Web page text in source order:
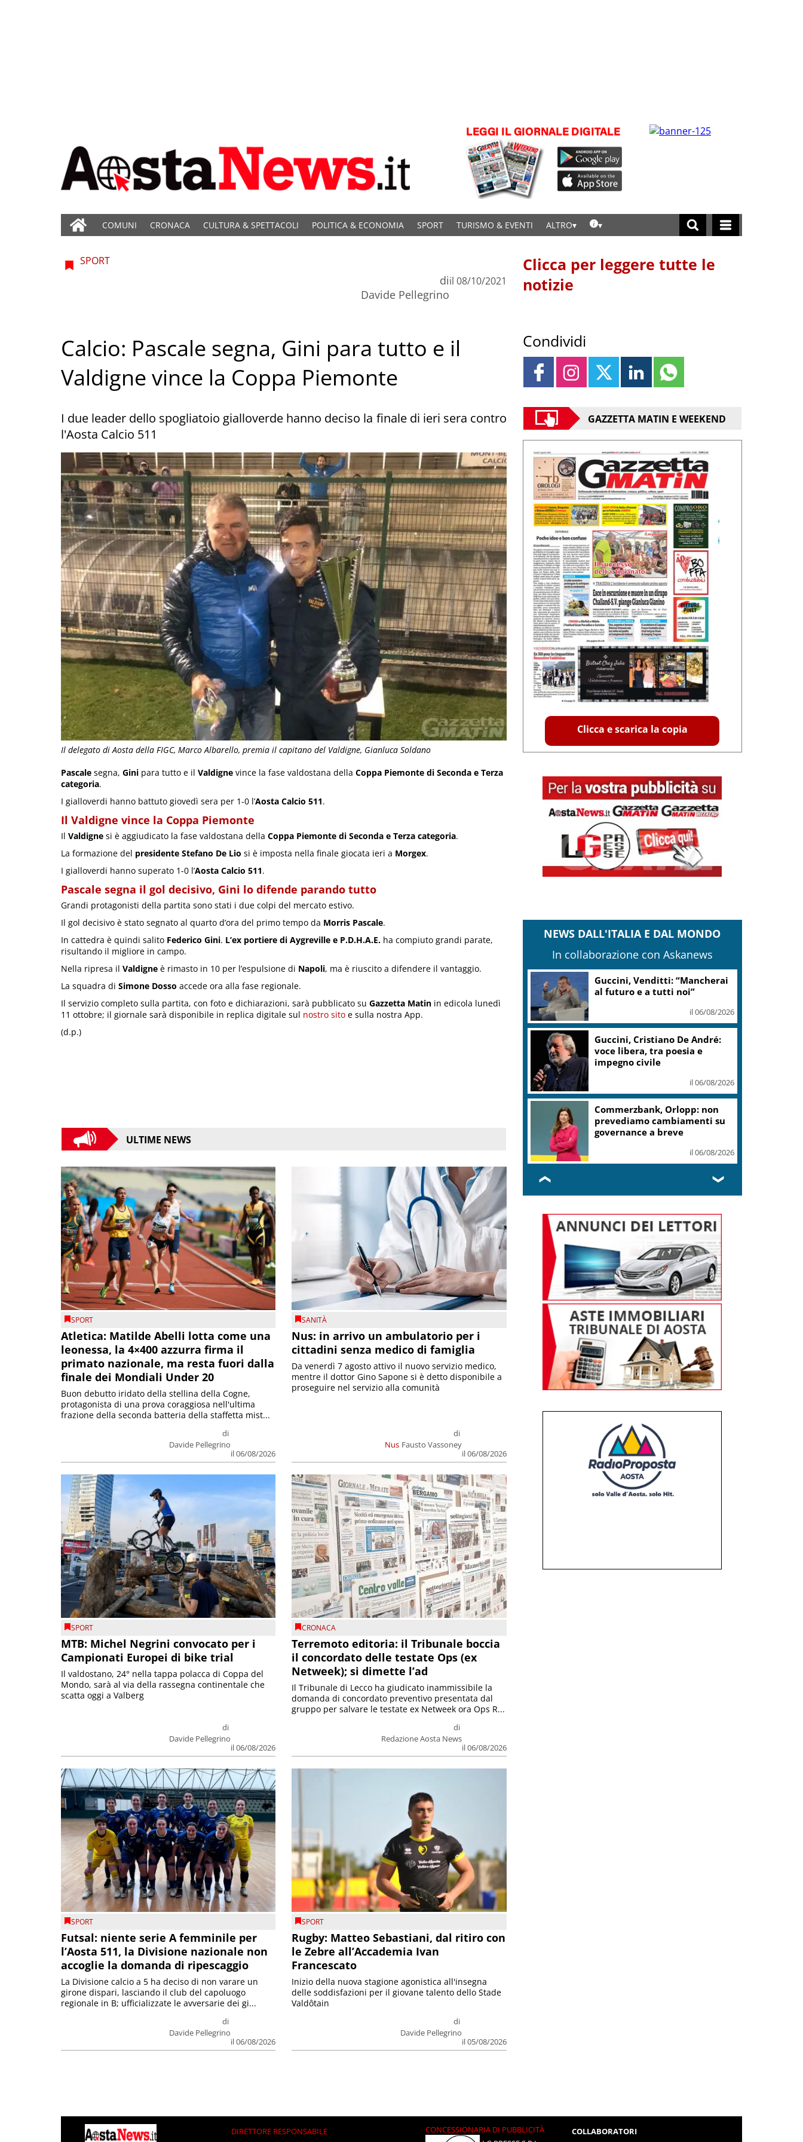
COMUNI CRONACA CULTURA & SPETTACOLI POLITICA & ECONOMIA SPORT TURISMO & EVENTI ALTRO
Il delegato di Aosta della FIGC, Marco Albarello, premia il capitano del Valdigne, Gianluca Soldano
SPORT
di
Davide Pellegrino
il 08/10/2021
Calcio: Pascale segna, Gini para tutto e il
Valdigne vince la Coppa Piemonte
I due leader dello spogliatoio gialloverde hanno deciso la finale di ieri sera contro
l'Aosta Calcio 511
Pascale segna, Gini para tutto e il Valdigne vince la fase valdostana della Coppa Piemonte di Seconda e Terza
categoria.
I gialloverdi hanno battuto giovedì sera per 1-0 l’Aosta Calcio 511.
Il Valdigne vince la Coppa Piemonte
Il Valdigne si è aggiudicato la fase valdostana della Coppa Piemonte di Seconda e Terza categoria.
La formazione del presidente Stefano De Lio si è imposta nella finale giocata ieri a Morgex.
I gialloverdi hanno superato 1-0 l’Aosta Calcio 511.
Pascale segna il gol decisivo, Gini lo difende parando tutto
Grandi protagonisti della partita sono stati i due colpi del mercato estivo.
Il gol decisivo è stato segnato al quarto d’ora del primo tempo da Morris Pascale.
In cattedra è quindi salito Federico Gini. L’ex portiere di Aygreville e P.D.H.A.E. ha compiuto grandi parate,
risultando il migliore in campo.
Nella ripresa il Valdigne è rimasto in 10 per l’espulsione di Napoli, ma è riuscito a difendere il vantaggio.
La squadra di Simone Dosso accede ora alla fase regionale.
Il servizio completo sulla partita, con foto e dichiarazioni, sarà pubblicato su Gazzetta Matin in edicola lunedì
11 ottobre; il giornale sarà disponibile in replica digitale sul nostro sito e sulla nostra App.
(d.p.)
ULTIME NEWS
SPORT
Atletica: Matilde Abelli lotta come una
leonessa, la 4×400 azzurra firma il
primato nazionale, ma resta fuori dalla
finale dei Mondiali Under 20
di
Davide Pellegrino
il 06/08/2026
Buon debutto iridato della stellina della Cogne,
protagonista di una prova coraggiosa nell'ultima
frazione della seconda batteria della staffetta mist...
SANITÀ
Nus: in arrivo un ambulatorio per i
cittadini senza medico di famiglia
Nus
di
Fausto Vassoney
il 06/08/2026
Da venerdì 7 agosto attivo il nuovo servizio medico,
mentre il dottor Gino Sapone si è detto disponibile a
proseguire nel servizio alla comunità
SPORT
MTB: Michel Negrini convocato per i
Campionati Europei di bike trial
di
Davide Pellegrino
il 06/08/2026
Il valdostano, 24° nella tappa polacca di Coppa del
Mondo, sarà al via della rassegna continentale che
scatta oggi a Valberg
CRONACA
Terremoto editoria: il Tribunale boccia
il concordato delle testate Ops (ex
Netweek); si dimette l’ad
di
Redazione Aosta News
il 06/08/2026
Il Tribunale di Lecco ha giudicato inammissibile la
domanda di concordato preventivo presentata dal
gruppo per salvare le testate ex Netweek ora Ops R...
SPORT
Futsal: niente serie A femminile per
l’Aosta 511, la Divisione nazionale non
accoglie la domanda di ripescaggio
di
Davide Pellegrino
il 06/08/2026
La Divisione calcio a 5 ha deciso di non varare un
girone dispari, lasciando il club del capoluogo
regionale in B; ufficializzate le avversarie dei gi...
SPORT
Rugby: Matteo Sebastiani, dal ritiro con
le Zebre all’Accademia Ivan
Francescato
di
Davide Pellegrino
il 05/08/2026
Inizio della nuova stagione agonistica all'insegna
delle soddisfazioni per il giovane talento dello Stade
Valdôtain
Clicca per leggere tutte le
notizie
Condividi
GAZZETTA MATIN E WEEKEND
Clicca e scarica la copia
NEWS DALL'ITALIA E DAL MONDO
In collaborazione con Askanews
Guccini, Venditti: “Mancherai
al futuro e a tutti noi”
il 06/08/2026
Guccini, Cristiano De André:
voce libera, tra poesia e
impegno civile
il 06/08/2026
Commerzbank, Orlopp: non
prevediamo cambiamenti su
governance a breve
il 06/08/2026
❮ ❯
DIRETTORE RESPONSABILE
CONCESSIONARIA DI PUBBLICITÀ
COLLABORATORI